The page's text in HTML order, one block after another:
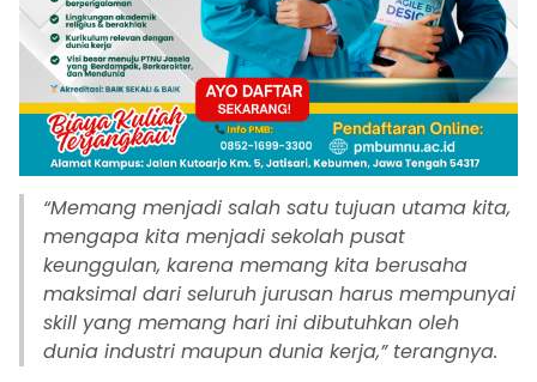
“Memang menjadi salah satu tujuan utama kita,
mengapa kita menjadi sekolah pusat
keunggulan, karena memang kita berusaha
maksimal dari seluruh jurusan harus mempunyai
skill yang memang hari ini dibutuhkan oleh
dunia industri maupun dunia kerja,” terangnya.